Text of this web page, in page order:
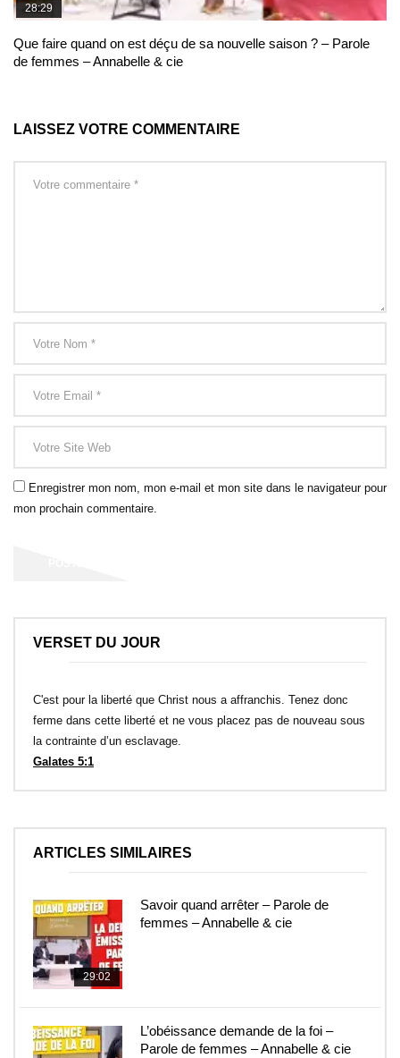
28:29
Que faire quand on est déçu de sa nouvelle saison ? – Parole
de femmes – Annabelle & cie
LAISSEZ VOTRE COMMENTAIRE
Enregistrer mon nom, mon e-mail et mon site dans le navigateur pour
mon prochain commentaire.
VERSET DU JOUR
C'est pour la liberté que Christ nous a affranchis. Tenez donc
ferme dans cette liberté et ne vous placez pas de nouveau sous
la contrainte d’un esclavage.
Galates 5:1
ARTICLES SIMILAIRES
29:02
Savoir quand arrêter – Parole de
femmes – Annabelle & cie
L’obéissance demande de la foi –
Parole de femmes – Annabelle & cie